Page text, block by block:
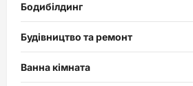
Бодибілдинг
Будівництво та ремонт
Ванна кімната